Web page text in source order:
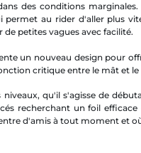
des conditions
permet au rider d'aller plus
petites vagues avec facilité.
un nouveau design pour
critique entre le mât et le
niveaux, qu'il s'agisse de
recherchant un foil
d'amis à tout moment et